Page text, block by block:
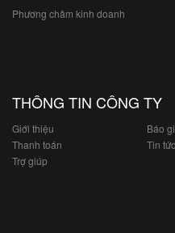
Phương châm kinh doanh
THÔNG TIN CÔNG TY
Giới thiệu
Báo
Thanh toán
Tin tức
Trợ giúp